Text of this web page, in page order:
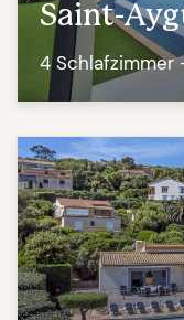
Saint-
4 Schlafzimmer